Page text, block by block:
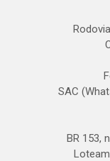
SAC
BR 153,